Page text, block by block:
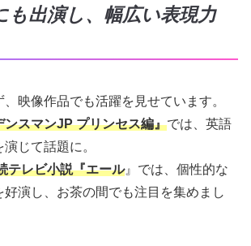
も出演し、幅広い表現力
映像作品でも活躍を見せています。
ンスマンJP プリンセス編』では、英語
じて話題に。
テレビ小説『エール』では、個性的な
演し、お茶の間でも注目を集めまし